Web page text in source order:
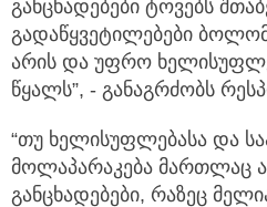
განცხადებები ტოვებს
გადაწყვეტილებები
არის და უფრო
წყალს”, - განაგრძობს
“თუ ხელისუფლებასა და
მოლაპარაკება მართლაც
განცხადებები, რაზეც